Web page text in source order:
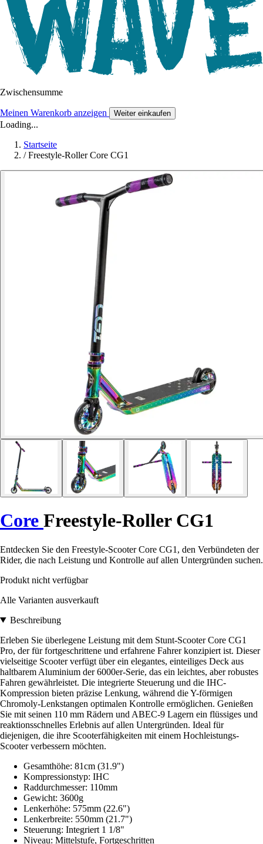
Zwischensumme
Meinen Warenkorb anzeigen Weiter einkaufen
Loading...
Startseite
/ Freestyle-Roller Core CG1
Core Freestyle-Roller CG1
Entdecken Sie den Freestyle-Scooter Core CG1, den Verbündeten der
Rider, die nach Leistung und Kontrolle auf allen Untergründen suchen.
Produkt nicht verfügbar
Alle Varianten ausverkauft
Beschreibung
Erleben Sie überlegene Leistung mit dem Stunt-Scooter Core CG1
Pro, der für fortgeschrittene und erfahrene Fahrer konzipiert ist. Dieser
vielseitige Scooter verfügt über ein elegantes, einteiliges Deck aus
haltbarem Aluminium der 6000er-Serie, das ein leichtes, aber robustes
Fahren gewährleistet. Die integrierte Steuerung und die IHC-
Kompression bieten präzise Lenkung, während die Y-förmigen
Chromoly-Lenkstangen optimalen Kontrolle ermöglichen. Genießen
Sie mit seinen 110 mm Rädern und ABEC-9 Lagern ein flüssiges und
reaktionsschnelles Erlebnis auf allen Untergründen. Ideal für
diejenigen, die ihre Scooterfähigkeiten mit einem Hochleistungs-
Scooter verbessern möchten.
Gesamthöhe: 81cm (31.9")
Kompressionstyp: IHC
Raddurchmesser: 110mm
Gewicht: 3600g
Lenkerhöhe: 575mm (22.6")
Lenkerbreite: 550mm (21.7")
Steuerung: Integriert 1 1/8"
Niveau: Mittelstufe, Fortgeschritten